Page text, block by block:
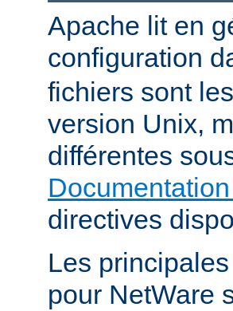
Apache lit en
configuration
fichiers sont
version Unix,
différentes
directives
Les
pour NetWare